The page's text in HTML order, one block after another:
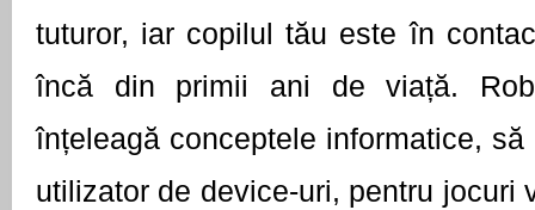
tuturor, iar copilul tău este în
încă din primii ani de viață.
înțeleagă conceptele informatice,
utilizator de device-uri, pentru jocuri